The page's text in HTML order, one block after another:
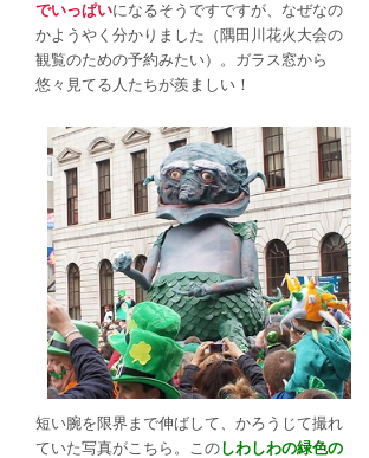
でいっぱいになるそうですですが、なぜなの
かようやく分かりました（隅田川花火大会の
観覧のための予約みたい）。ガラス窓から
悠々見てる人たちが羨ましい！
短い腕を限界まで伸ばして、かろうじて撮れ
ていた写真がこちら。このしわしわの緑色の